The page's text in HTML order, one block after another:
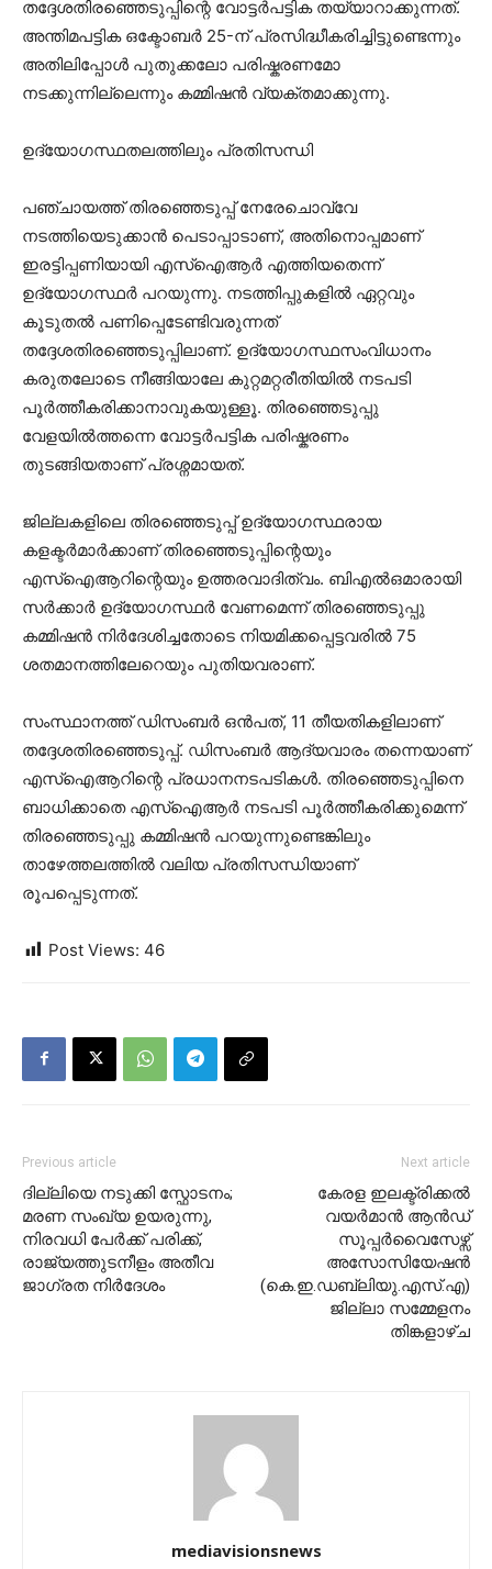
തദ്ദേശതിരഞ്ഞെടുപ്പിന്റെ വോട്ടർപട്ടിക തയ്യാറാക്കുന്നത്.
അന്തിമപട്ടിക ഒക്ടോബർ 25-ന് പ്രസിദ്ധീകരിച്ചിട്ടുണ്ടെന്നും
അതിലിപ്പോൾ പുതുക്കലോ പരിഷ്കരണമോ
നടക്കുന്നില്ലെന്നും കമ്മിഷൻ വ്യക്തമാക്കുന്നു.
ഉദ്യോഗസ്ഥതലത്തിലും പ്രതിസന്ധി
പഞ്ചായത്ത് തിരഞ്ഞെടുപ്പ് നേരേചൊവ്വേ
നടത്തിയെടുക്കാൻ പെടാപ്പാടാണ്, അതിനൊപ്പമാണ്
ഇരട്ടിപ്പണിയായി എസ്‌ഐആർ എത്തിയതെന്ന്
ഉദ്യോഗസ്ഥർ പറയുന്നു. നടത്തിപ്പുകളിൽ ഏറ്റവും
കൂടുതൽ പണിപ്പെടേണ്ടിവരുന്നത്
തദ്ദേശതിരഞ്ഞെടുപ്പിലാണ്. ഉദ്യോഗസ്ഥസംവിധാനം
കരുതലോടെ നീങ്ങിയാലേ കുറ്റമറ്റരീതിയിൽ നടപടി
പൂർത്തീകരിക്കാനാവുകയുള്ളൂ. തിരഞ്ഞെടുപ്പു
വേളയിൽത്തന്നെ വോട്ടർപട്ടിക പരിഷ്കരണം
തുടങ്ങിയതാണ് പ്രശ്നമായത്.
ജില്ലകളിലെ തിരഞ്ഞെടുപ്പ് ഉദ്യോഗസ്ഥരായ
കളക്ടർമാർക്കാണ് തിരഞ്ഞെടുപ്പിന്റെയും
എസ്‌ഐആറിന്റെയും ഉത്തരവാദിത്വം. ബിഎൽഒമാരായി
സർക്കാർ ഉദ്യോഗസ്ഥർ വേണമെന്ന് തിരഞ്ഞെടുപ്പു
കമ്മിഷൻ നിർദേശിച്ചതോടെ നിയമിക്കപ്പെട്ടവരിൽ 75
ശതമാനത്തിലേറെയും പുതിയവരാണ്.
സംസ്ഥാനത്ത് ഡിസംബർ ഒൻപത്, 11 തീയതികളിലാണ്
തദ്ദേശതിരഞ്ഞെടുപ്പ്. ഡിസംബർ ആദ്യവാരം തന്നെയാണ്
എസ്‌ഐആറിന്റെ പ്രധാനനടപടികൾ. തിരഞ്ഞെടുപ്പിനെ
ബാധിക്കാതെ എസ്‌ഐആർ നടപടി പൂർത്തീകരിക്കുമെന്ന്
തിരഞ്ഞെടുപ്പു കമ്മിഷൻ പറയുന്നുണ്ടെങ്കിലും
താഴേത്തലത്തിൽ വലിയ പ്രതിസന്ധിയാണ്
രൂപപ്പെടുന്നത്.
Post Views: 46
Previous article
ദില്ലിയെ നടുക്കി സ്ഫോടനം;
മരണ സംഖ്യ ഉയരുന്നു,
നിരവധി പേർക്ക് പരിക്ക്,
രാജ്യത്തുടനീളം അതീവ
ജാഗ്രത നിർദേശം
Next article
കേരള ഇലക്ട്രിക്കൽ
വയർമാൻ ആൻഡ്
സൂപ്പർവൈസേഴ്സ്
അസോസിയേഷൻ
(കെ.ഇ.ഡബ്ലിയു.എസ്.എ)
ജില്ലാ സമ്മേളനം
തിങ്കളാഴ്ച
mediavisionsnews